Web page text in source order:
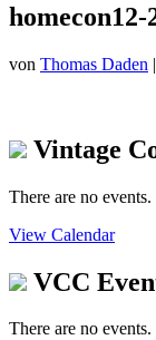
homecon12-
von Thomas Daden |
Vintage
There are no events.
View Calendar
VCC
There are no events.